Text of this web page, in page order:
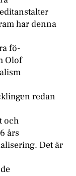
har denna
fö-
Olof
redan
och
års
Det är